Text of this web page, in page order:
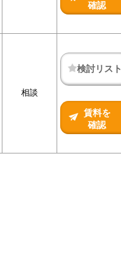
確認
相談
検討リスト
賃料を
確認